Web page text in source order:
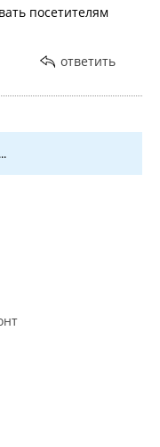
посетителям
ответить